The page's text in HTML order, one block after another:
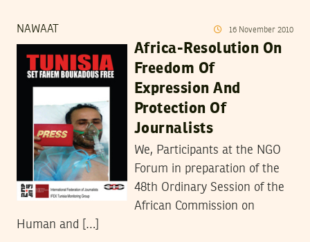
NAWAAT 16 November 2010
Africa-Resolution On
Freedom Of
Expression And
Protection Of
Journalists
We, Participants at the NGO
Forum in preparation of the
48th Ordinary Session of the
African Commission on
Human and […]